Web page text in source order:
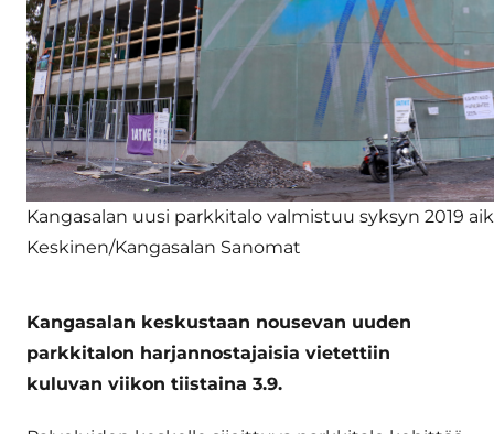
Kangasalan uusi parkkitalo valmistuu syksyn 2019
Keskinen/Kangasalan Sanomat
Kangasalan keskustaan nousevan uuden
parkkitalon harjannostajaisia vietettiin
kuluvan viikon tiistaina 3.9.